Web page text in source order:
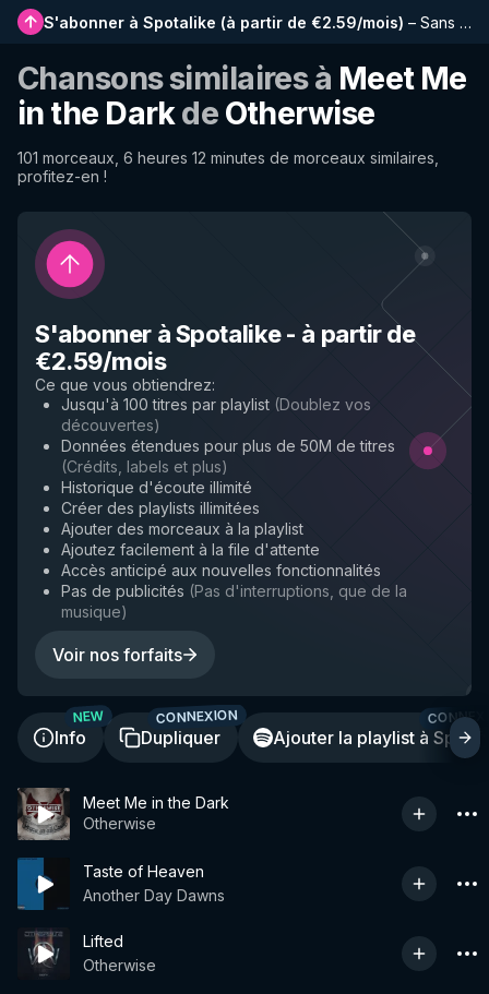
S'abonner à Spotalike (à partir de €2.59/mois) – Sans publicité, playlists plus longues, historique complet et accès anticipé aux nouvelles fonctionnalités
Chansons similaires à Meet Me
in the Darkde Otherwise
101 morceaux, 6 heures 12 minutes de morceaux similaires,
profitez-en !
S'abonner à Spotalike- à partir de
€2.59/mois
Ce que vous obtiendrez:
Jusqu'à 100 titres par playlist (Doublez vos
découvertes)
Données étendues pour plus de 50M de titres
(Crédits, labels et plus)
Historique d'écoute illimité
Créer des playlists illimitées
Ajouter des morceaux à la playlist
Ajoutez facilement à la file d'attente
Accès anticipé aux nouvelles fonctionnalités
Pas de publicités (Pas d'interruptions, que de la
musique)
Voir nos forfaits
Info
NEW
Dupliquer
CONNEXION
Ajouter la playlist à
Meet Me in the Dark
Otherwise
Taste of Heaven
Another Day Dawns
Lifted
Otherwise